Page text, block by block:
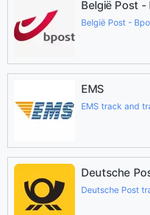
België Post -
België Post -
EMS
EMS track and
Deutsche
Deutsche Post